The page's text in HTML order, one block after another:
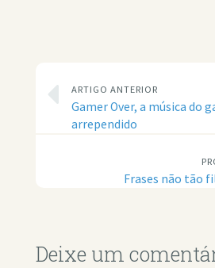
ARTIGO ANTERIOR
Gamer Over, a música do
arrependido
Frases não tão
Deixe um